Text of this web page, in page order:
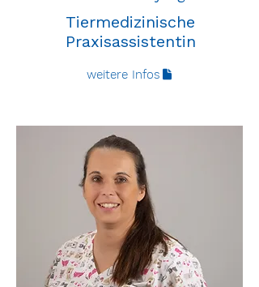
Tiermedizinische
Praxisassistentin
weitere Infos